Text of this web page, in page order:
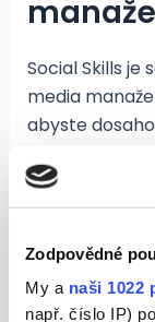
Zodpovědné
My a naši 1022
např. číslo IP)
Social Skills je
media
abyste
světě jsou tři
dalšími
marketingu.
https://
poradu-pro-